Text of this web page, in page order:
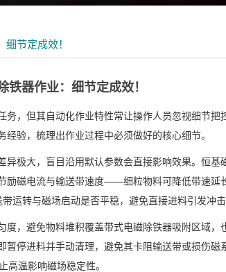
节定成效！
铁器作业：细节定成效！
务，但其自动化作业特性常让操作人员忽视细节把
验，梳理出作业过程中必须做好的核心细节。
极大，盲目沿用默认参数会直接影响效果。恒基
励磁电流与输送带速度——细粒物料可降低带速延
运转与磁场启动是否平稳，避免直接进料引发冲击
，避免物料堆积覆盖带式电磁除铁器吸附区域，
停进料并手动清理，避免其卡阻输送带或损伤磁
高温影响磁场稳定性。